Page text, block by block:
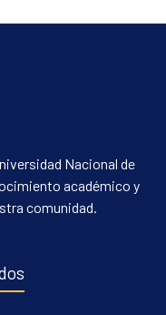
Nacional de
académico y
comunidad.